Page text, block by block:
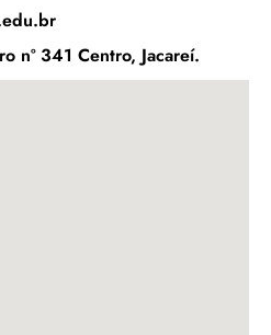
nº 341 Centro, Jacareí.